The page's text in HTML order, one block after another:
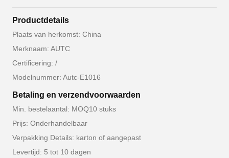
Productdetails
Plaats van herkomst: China
Merknaam: AUTC
Certificering: /
Modelnummer: Autc-E1016
Betaling en verzendvoorwaarden
Min. bestelaantal: MOQ10 stuks
Prijs: Onderhandelbaar
Verpakking Details: karton of aangepast
Levertijd: 5 tot 10 dagen